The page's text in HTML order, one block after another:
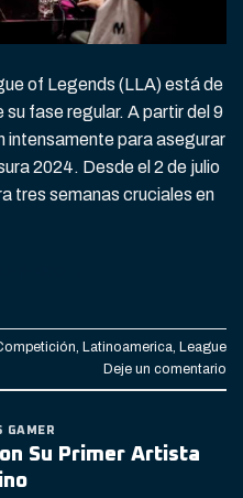
of Legends (LLA) está de
fase regular. A partir del 9
intensamente para asegurar
2024. Desde el 2 de julio
tres semanas cruciales en
, Latinoamerica, League
Deje un comentario
GAMER
Su Primer Artista